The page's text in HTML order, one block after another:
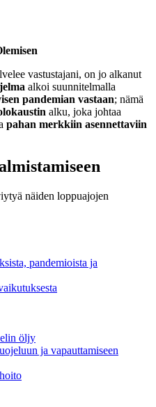
vastustajani, on jo alkanut
alkoi suunnitelmalla
pandemian vastaan; nämä
alku, joka johtaa
pahan merkkiin asennettaviin
näiden loppuajojen
pandemioista ja
öljy
ja vapauttamiseen